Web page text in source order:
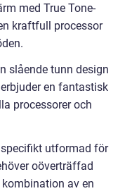
med True Tone-
kraftfull processor
slående tunn design
en fantastisk
processorer och
utformad för
oöverträffad
av en